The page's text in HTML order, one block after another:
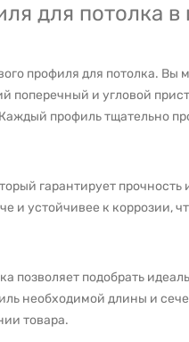
для потолка в
профиля для потолка. Вы
поперечный и угловой
профиль тщательно
гарантирует прочность
и устойчивее к коррозии,
позволяет подобрать
необходимой длины и
товара.